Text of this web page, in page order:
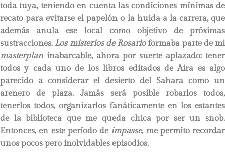
toda tuya, teniendo en cuenta las condiciones mínimas de
recato para evitarse el papelón o la huida a la carrera, que
además anula ese local como objetivo de próximas
sustracciones. Los misterios de Rosarioformaba parte de mi
masterplan inabarcable, ahora por suerte aplazado: tener
todos y cada uno de los libros editados de Aira es algo
parecido a considerar el desierto del Sahara como un
arenero de plaza. Jamás será posible robarlos todos,
tenerlos todos, organizarlos fanáticamente en los estantes
de la biblioteca que me queda chica por ser un snob.
Entonces, en este período deimpasse, me permito recordar
unos pocos pero inolvidables episodios.